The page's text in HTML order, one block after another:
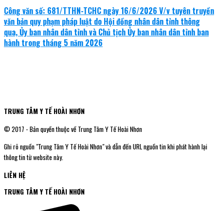
Công văn số: 681/TTHN-TCHC ngày 16/6/2026 V/v tuyên truyền
văn bản quy phạm pháp luật do Hội đồng nhân dân tỉnh thông
qua, Ủy ban nhân dân tỉnh và Chủ tịch Ủy ban nhân dân tỉnh ban
hành trong tháng 5 năm 2026
TRUNG TÂM Y TẾ HOÀI NHƠN
© 2017 - Bản quyền thuộc về Trung Tâm Y Tế Hoài Nhơn
Ghi rõ nguồn "Trung Tâm Y Tế Hoài Nhơn" và dẫn đến URL nguồn tin khi phát hành lại
thông tin từ website này.
LIÊN HỆ
TRUNG TÂM Y TẾ HOÀI NHƠN